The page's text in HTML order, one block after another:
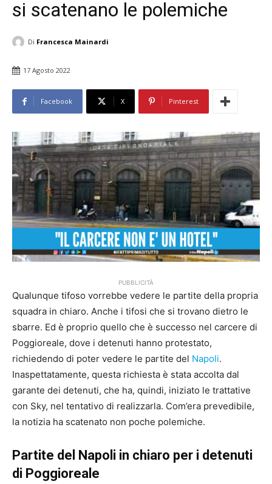
si scatenano le polemiche
Di Francesca Mainardi
17 Agosto 2022
Facebook X Pinterest
PUBBLICITÀ
Qualunque tifoso vorrebbe vedere le partite della propria
squadra in chiaro. Anche i tifosi che si trovano dietro le
sbarre. Ed è proprio quello che è successo nel carcere di
Poggioreale, dove i detenuti hanno protestato,
richiedendo di poter vedere le partite del Napoli.
Inaspettatamente, questa richiesta è stata accolta dal
garante dei detenuti, che ha, quindi, iniziato le trattative
con Sky, nel tentativo di realizzarla. Com’era prevedibile,
la notizia ha scatenato non poche polemiche.
Partite del Napoli in chiaro per i detenuti
di Poggioreale